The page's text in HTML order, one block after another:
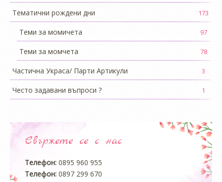
Тематични рождени дни 173
Теми за момичета 97
Теми за момчета 78
Частична Украса/ Парти Артикули 3
Често задавани въпроси ? 1
Свържете се с нас
Телефон: 0895 960 955
Телефон: 0897 299 670